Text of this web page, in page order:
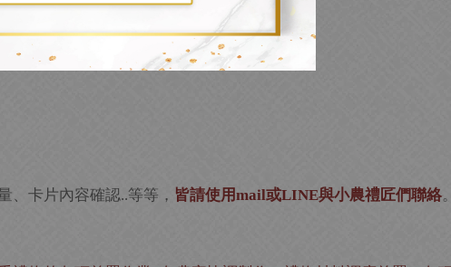
、卡片內容確認..等等， 皆請使用mail或LINE與小農禮匠們聯絡。